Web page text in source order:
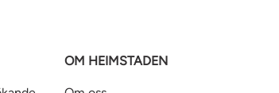
OM HEIMSTADEN